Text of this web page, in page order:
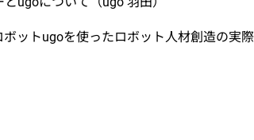
ットugoを使ったロボット人材創造の実際